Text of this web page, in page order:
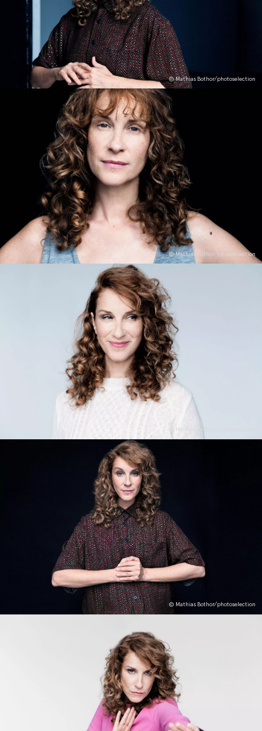
© Mathias Bothor/photoselection
© Mathias Bothor/photoselection
© Mathias Bothor/photoselection
© Mathias Bothor/photoselection